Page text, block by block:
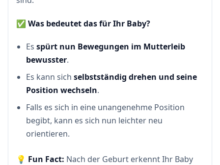
✅ Was bedeutet das für Ihr Baby?
Es spürt nun Bewegungen im Mutterleib
bewusster.
Es kann sich selbstständig drehen und seine
Position wechseln.
Falls es sich in eine unangenehme Position
begibt, kann es sich nun leichter neu
orientieren.
💡 Fun Fact: Nach der Geburt erkennt Ihr Baby